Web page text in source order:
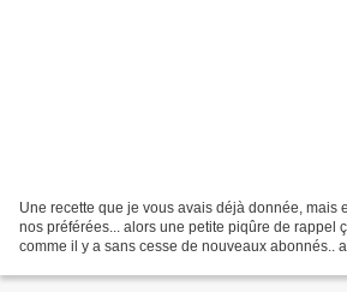
Une recette que je vous avais déjà donnée, mais
nos préférées... alors une petite piqûre de rappel
comme il y a sans cesse de nouveaux abonnés..